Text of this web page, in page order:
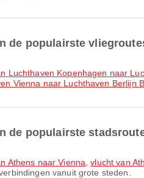
de populairste
Luchthaven Kopenhagen naar
Vienna naar Luchthaven Berlijn
de populairste
Athens naar Vienna ,vlucht van
vanuit grote steden.